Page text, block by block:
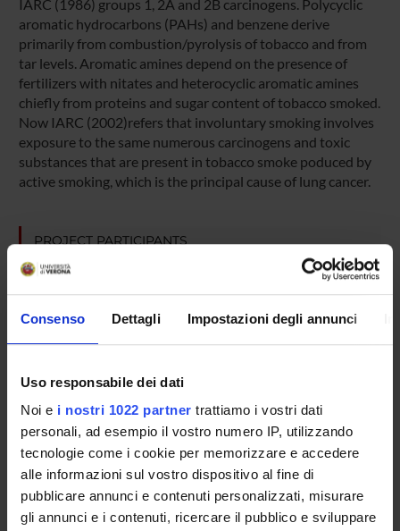
Consenso Dettagli Impostazioni degli annunci
Uso responsabile dei dati
Noi e i nostri 1022 partner trattiamo i vostri dati
personali, ad esempio il vostro numero IP, utilizzando
tecnologie come i cookie per memorizzare e accedere
alle informazioni sul vostro dispositivo al fine di
pubblicare annunci e contenuti personalizzati, misurare
gli annunci e i contenuti, ricercare il pubblico e sviluppare
IARC (1986) groups 1, 2A and 2B carcinogens. Polycyclic
aromatic hydrocarbons (PAHs) and benzene derive
primarily from combustion/pyrolysis of tobacco and from
tar levels. Aromatic amines depend on the presence of
fertilizers with nitates and heterocyclic aromatic amines
chiefly from proteins and sugar content of tobacco smoked.
Now IARC (2002)refers that involuntary smoking involves
exposure to the same numerous carcinogens and toxic
substances that are present in tobacco smoke poduced by
active smoking, which is the principal cause of lung cancer.
PROJECT PARTICIPANTS
Marzia Cerpelloni
Paola Franceschetti
Luigi Perbellini
SECTIONS
Section of Legal and Occupational Medicine Section of